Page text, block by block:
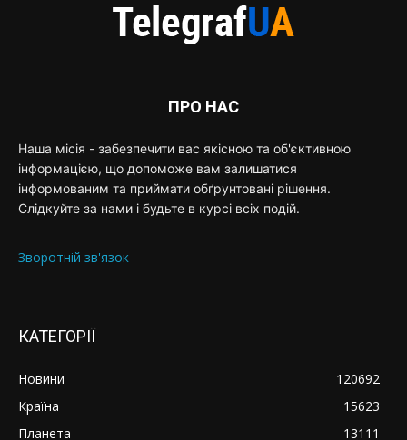
ПРО НАС
Наша місія - забезпечити вас якісною та об'єктивною
інформацією, що допоможе вам залишатися
інформованим та приймати обґрунтовані рішення.
Слідкуйте за нами і будьте в курсі всіх подій.
Зворотній зв'язок
КАТЕГОРІЇ
Новини
120692
Країна
15623
Планета
13111